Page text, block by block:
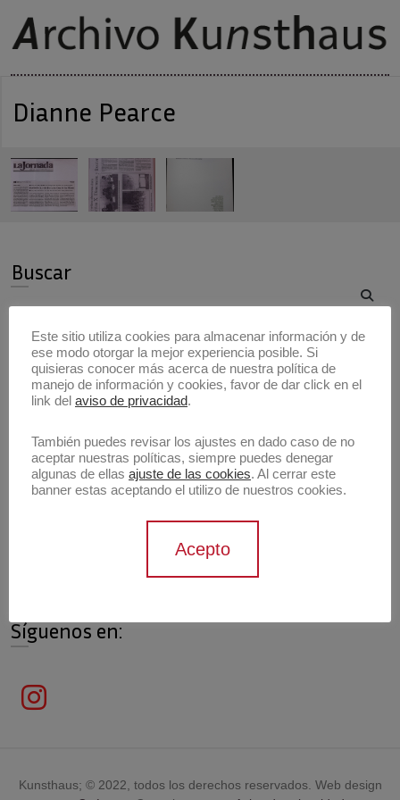
Dianne Pearce
Buscar
Artistas
Información de contacto
contacto@archivokunsthaus.com
Síguenos en:
Kunsthaus; © 2022, todos los derechos reservados. Web design
Este sitio utiliza cookies para almacenar información y de
ese modo otorgar la mejor experiencia posible. Si
quisieras conocer más acerca de nuestra política de
manejo de información y cookies, favor de dar click en el
link del aviso de privacidad.
También puedes revisar los ajustes en dado caso de no
aceptar nuestras políticas, siempre puedes denegar
algunas de ellas ajuste de las cookies. Al cerrar este
banner estas aceptando el utilizo de nuestros cookies.
Acepto